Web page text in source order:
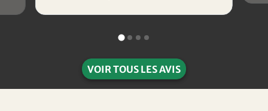
VOIR TOUS LES AVIS